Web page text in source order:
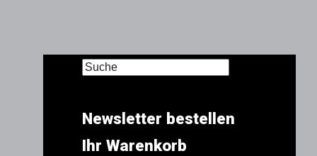
Newsletter bestellen
Ihr Warenkorb